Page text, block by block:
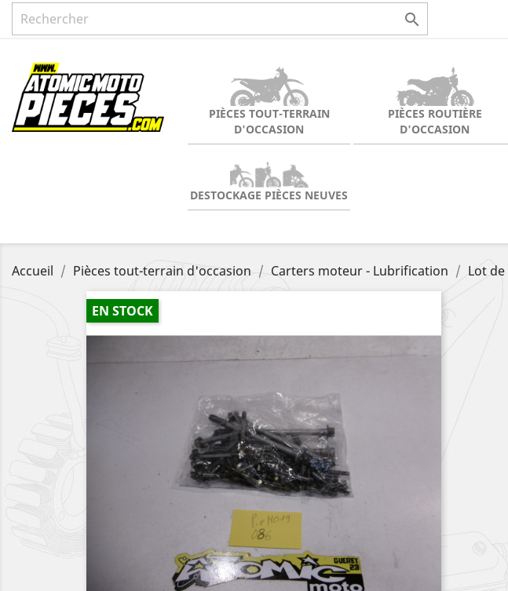

PIÈCES TOUT-TERRAIN
D'OCCASION
PIÈCES ROUTIÈRE
D'OCCASION
DESTOCKAGE PIÈCES NEUVES
Accueil Pièces tout-terrain d'occasion Carters moteur - Lubrification Lot de
EN STOCK